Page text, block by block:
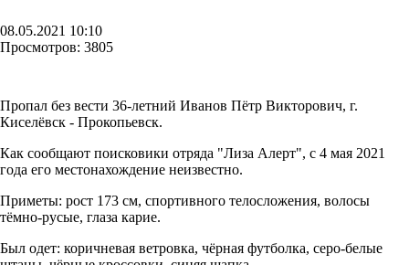
08.05.2021 10:10
Просмотров: 3805
Пропал без вести 36-летний Иванов Пëтр Викторович, г.
Киселëвск - Прокопьевск.
Как сообщают поисковики отряда "Лиза Алерт", с 4 мая 2021
года его местонахождение неизвестно.
Приметы: рост 173 см, спортивного телосложения, волосы
тëмно-русые, глаза карие.
Был одет: коричневая ветровка, чёрная футболка, серо-белые